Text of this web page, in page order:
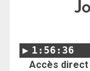
1:56:36
Accès direct